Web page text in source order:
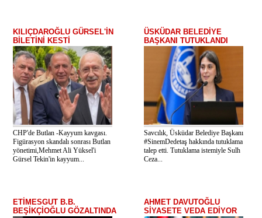
KILIÇDAROĞLU GÜRSEL'İN
BİLETİNİ KESTİ
CHP'de Butlan -Kayyum kavgası.
Figürasyon skandalı sonrası Butlan
yönetimi,Mehmet Ali Yüksel'i
Gürsel Tekin'in kayyum...
ÜSKÜDAR BELEDİYE
BAŞKANI TUTUKLANDI
Savcılık, Üsküdar Belediye Başkanı
#SinemDedetaş hakkında tutuklama
talep etti. Tutuklama istemiyle Sulh
Ceza...
ETİMESGUT B.B.
BEŞİKÇİOĞLU GÖZALTINDA
AHMET DAVUTOĞLU
SİYASETE VEDA EDİYOR